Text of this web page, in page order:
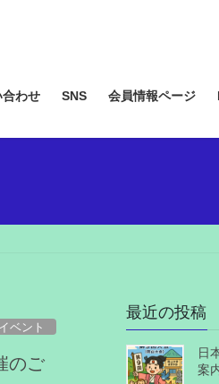
合わせ SNS 会員情報ページ
イベント
のご
最近の投稿
日
案